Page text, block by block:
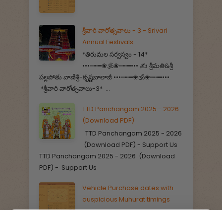
శ్రీవారి వారోత్సవాలు - 3 - Srivari
Annual Festivals
*తిరుమల సర్వస్వం - 14*
•••┉┅━❀🕉️❀┉┅━••• ✍️ శ్రీమతి&శ్రీ
పల్లపోతు వాణిశ్రీ-కృష్ణబాలాజీ •••┉┅━❀🕉️❀┉┅━•••
*శ్రీవారి వారోత్సవాలు-3* ...
TTD Panchangam 2025 - 2026
(Download PDF)
TTD Panchangam 2025 - 2026
(Download PDF) - Support Us
TTD Panchangam 2025 - 2026 (Download
PDF) - Support Us
Vehicle Purchase dates with
auspicious Muhurat timings